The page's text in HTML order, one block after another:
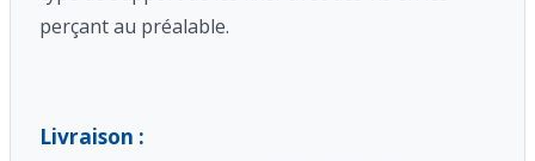
perçant au préalable.
Livraison :